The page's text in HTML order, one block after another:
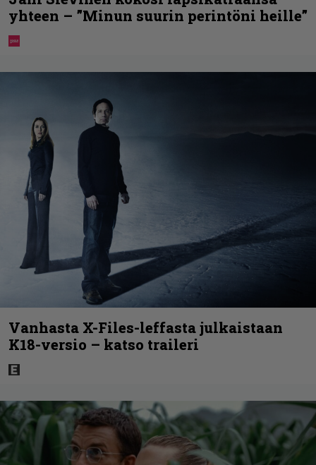
yhteen – ”Minun suurin perintöni heille”
Vanhasta X-Files-leffasta julkaistaan
K18-versio – katso traileri